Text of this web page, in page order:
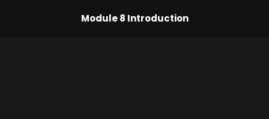
Module 8 Introduction